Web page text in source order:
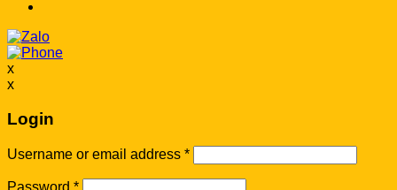
x
x
Login
Username or email address *
Password *